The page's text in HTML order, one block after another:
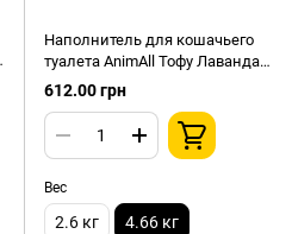
Наполнитель для кошачьего
туалета AnimAll Тофу Лаванда
4,66кг/10 л
612.00 грн
Вес
2.6 кг 4.66 кг